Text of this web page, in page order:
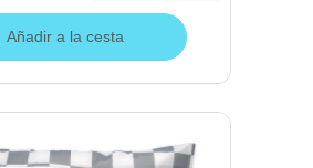
Añadir a la cesta